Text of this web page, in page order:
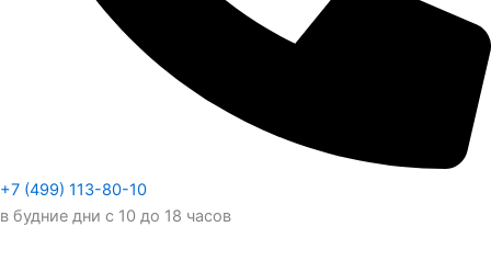
+7 (499) 113-80-10
в будние дни с 10 до 18 часов